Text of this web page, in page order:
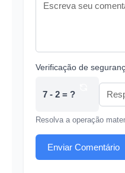
Verificação de
7 - 2 = ?
Resolva a operação
Enviar Comentário